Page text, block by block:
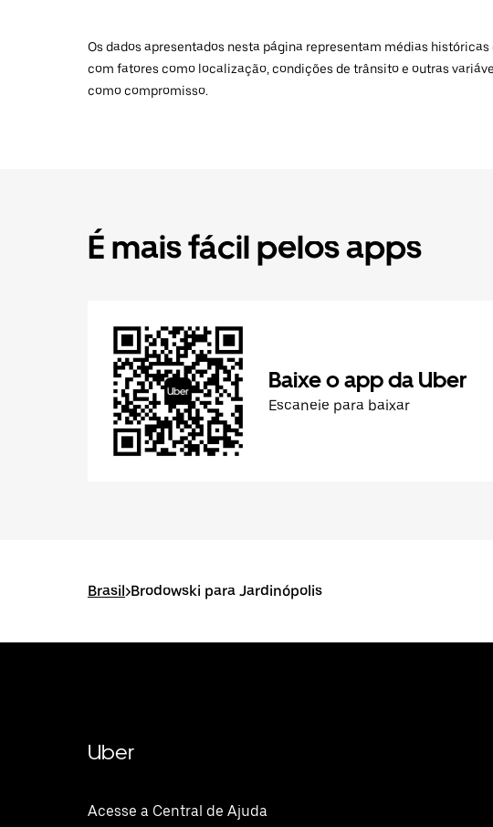
Os dados apresentados nesta página representam médias
com fatores como localização, condições de trânsito e outras
como compromisso.
É mais fácil pelos apps
Baixe o app da Uber
Escaneie para baixar
Brasil>Brodowski para Jardinópolis
Uber
Acesse a Central de Ajuda